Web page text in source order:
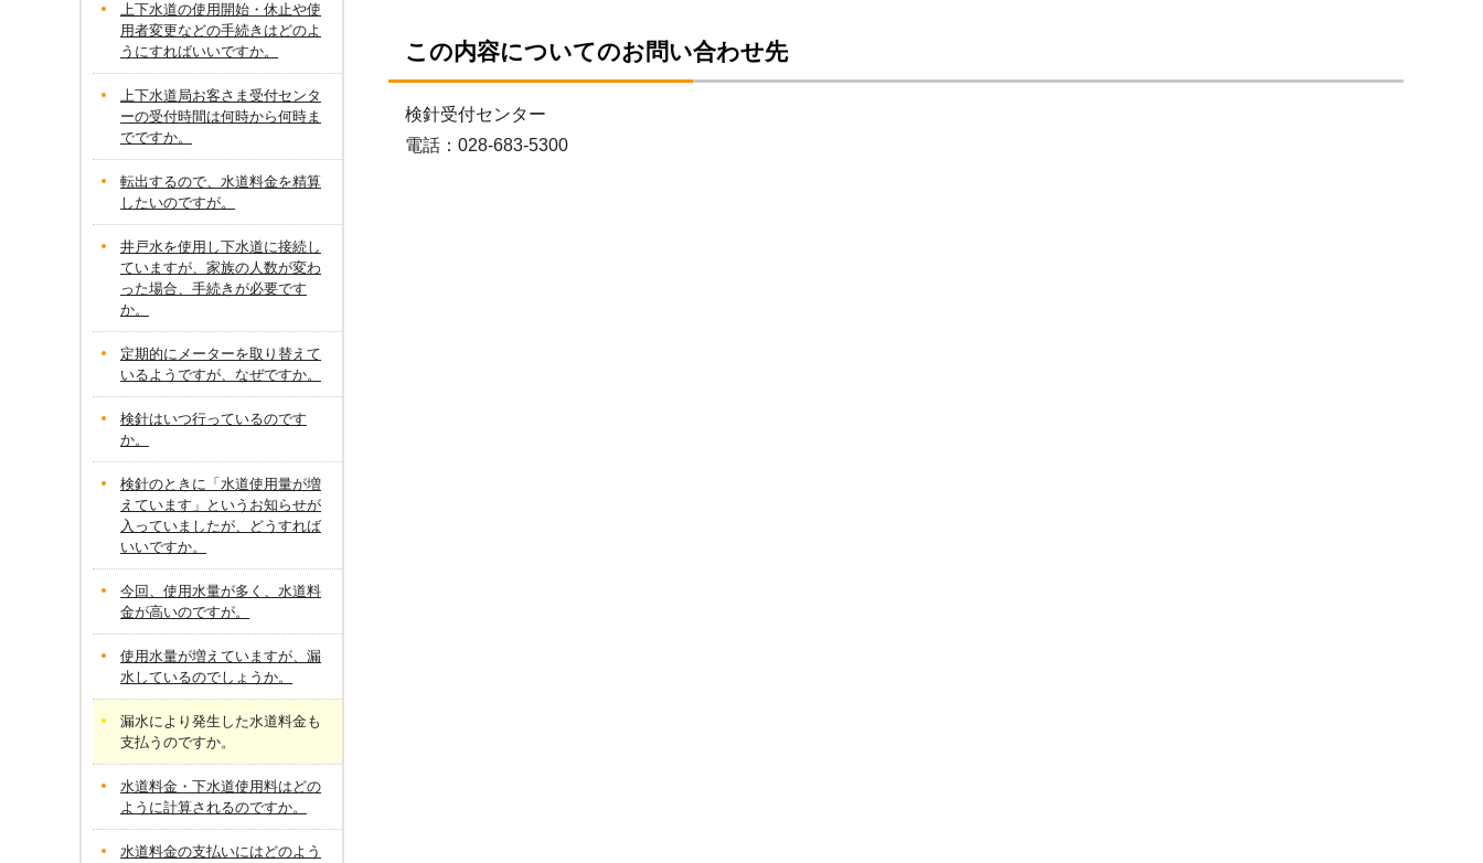
この内容についてのお問い合わせ先
検針受付センター
電話：028-683-5300
上下水道の使用開始・休止や使
用者変更などの手続きはどのよ
うにすればいいですか。
上下水道局お客さま受付センタ
ーの受付時間は何時から何時ま
でですか。
転出するので、水道料金を精算
したいのですが。
井戸水を使用し下水道に接続し
ていますが、家族の人数が変わ
った場合、手続きが必要です
か。
定期的にメーターを取り替えて
いるようですが、なぜですか。
検針はいつ行っているのです
か。
検針のときに「水道使用量が増
えています」というお知らせが
入っていましたが、どうすれば
いいですか。
今回、使用水量が多く、水道料
金が高いのですが。
使用水量が増えていますが、漏
水しているのでしょうか。
漏水により発生した水道料金も
支払うのですか。
水道料金・下水道使用料はどの
ように計算されるのですか。
水道料金の支払いにはどのよう